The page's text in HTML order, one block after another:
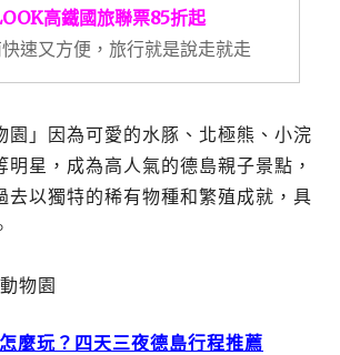
高鐵國旅聯票85折起
速又方便，旅行就是說走就走
園」因為可愛的水豚、北極熊、小浣
明星，成為高人氣的德島親子景點，
去以獨特的稀有物種和繁殖成就，具
麼玩？四天三夜德島行程推薦